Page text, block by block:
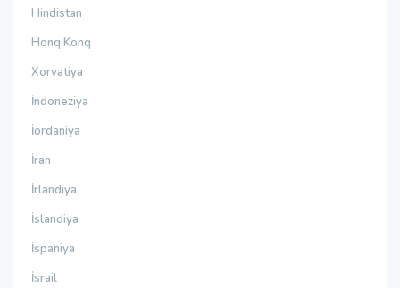
Hindistan
Honq Konq
Xorvatiya
İndoneziya
İordaniya
İran
İrlandiya
İslandiya
İspaniya
İsrail